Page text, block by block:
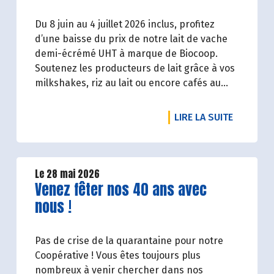
Du 8 juin au 4 juillet 2026 inclus, profitez
d’une baisse du prix de notre lait de vache
demi-écrémé UHT à marque de Biocoop.
Soutenez les producteurs de lait grâce à vos
milkshakes, riz au lait ou encore cafés au
LIRE LA SUITEDE
Le 28 mai 2026
Lire la suite de l'article
Venez fêter nos 40 ans avec
nous !
Pas de crise de la quarantaine pour notre
Coopérative ! Vous êtes toujours plus
nombreux à venir chercher dans nos